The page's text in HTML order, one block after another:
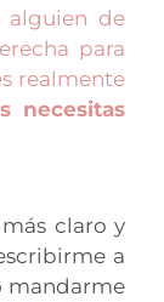
alguien de
para
realmente
necesitas
claro y
a
mandarme